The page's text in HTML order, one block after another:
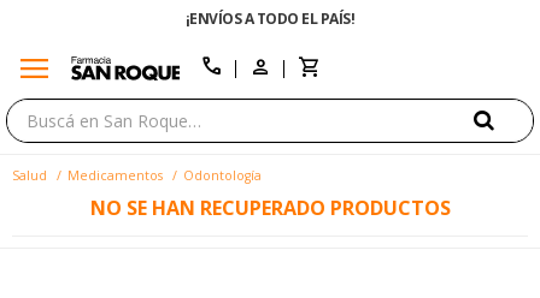
¡ENVÍOS A TODO EL PAÍS!
menu call
Salud Medicamentos Odontología
NO SE HAN RECUPERADO PRODUCTOS
close